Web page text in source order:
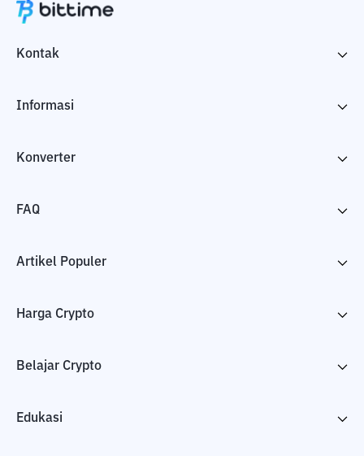
Kontak
Informasi
Konverter
FAQ
Artikel Populer
Harga Crypto
Belajar Crypto
Edukasi